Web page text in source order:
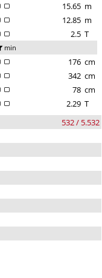
15.65 m
12.85 m
2.5 T
min
176 cm
342 cm
78 cm
2.29 T
532 / 5.532